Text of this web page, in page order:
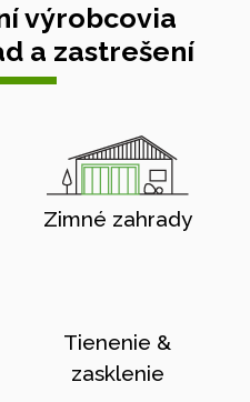
výrobcovia
a zastrešení
Zimné zahrady
Tienenie &
zasklenie